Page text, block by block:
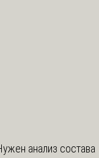
анализ состава